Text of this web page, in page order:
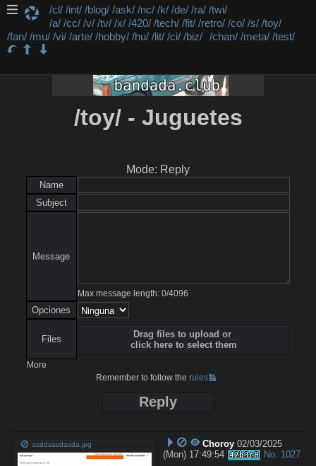
/cl/ /int/ /blog/ /ask/ /nc/ /k/ /de/ /ra/ /twi/
/a/ /cc/ /v/ /tv/ /x/ /420/ /tech/ /fit/ /retro/ /co/ /s/ /toy/
/fan/ /mu/ /vi/ /arte/ /hobby/ /hu/ /lit/ /ci/ /biz/ /chan/ /meta/ /test/
/toy/ - Juguetes
Mode: Reply
Name
Subject
Message
Max message length: 0/4096
Opciones
Files
Drag files to upload or
click here to select them
More
Remember to follow therules
Reply
asddsasdasda.jpg Choroy 02/03/2025
(Mon) 17:49:54 42b3c8 No. 1027